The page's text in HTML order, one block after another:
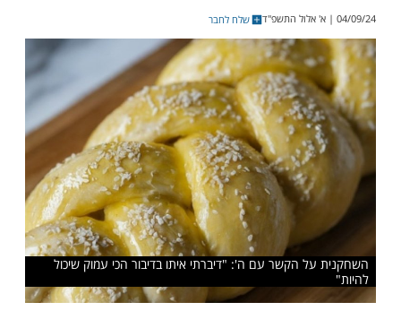
ההפרשה והרמתי את הבצק, הטלפון צלצל.
לבדוק מי מתקשר. היא הצמידה את
שלי ושמעתי לחישה. נפלתי לרצפה"
שלח לחבר